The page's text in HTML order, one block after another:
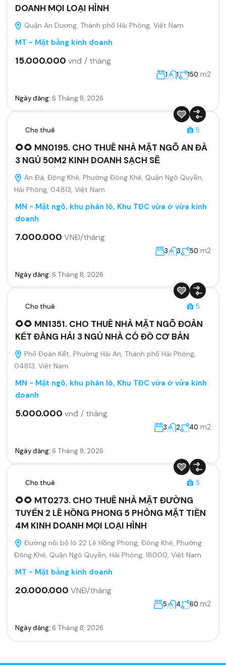
DOANH MỌI LOẠI HÌNH
Quận An Dương, Thành phố Hải Phòng, Việt Nam
MT - Mặt bằng kinh doanh
15.000.000 vnđ / tháng
1 1 150 m2
Ngày đăng: 6 Tháng 8, 2026
Cho thuê 5
🌻🌻 MN0195. CHO THUÊ NHÀ MẶT NGÕ AN ĐÀ
3 NGỦ 50M2 KINH DOANH SẠCH SẼ
An Đà, Đông Khê, Phường Đông Khê, Quận Ngô Quyền,
Hải Phòng, 04813, Việt Nam
MN - Mặt ngõ, khu phân lô, Khu TĐC vừa ở vừa kinh
doanh
7.000.000 VNĐ/tháng
3 3 50 m2
Ngày đăng: 6 Tháng 8, 2026
Cho thuê 5
🌻🌻 MN1351. CHO THUÊ NHÀ MẶT NGÕ ĐOÀN
KẾT ĐẰNG HẢI 3 NGỦ NHÀ CÓ ĐỒ CƠ BẢN
Phố Đoàn Kết, Phường Hải An, Thành phố Hải Phòng,
04813, Việt Nam
MN - Mặt ngõ, khu phân lô, Khu TĐC vừa ở vừa kinh
doanh
5.000.000 vnđ / tháng
3 2 40 m2
Ngày đăng: 6 Tháng 8, 2026
Cho thuê 5
🌻🌻 MT0273. CHO THUÊ NHÀ MẶT ĐƯỜNG
TUYẾN 2 LÊ HỒNG PHONG 5 PHÒNG MẶT TIỀN
4M KINH DOANH MỌI LOẠI HÌNH
Đường nội bộ lô 22 Lê Hồng Phong, Đông Khê, Phường
Đông Khê, Quận Ngô Quyền, Hải Phòng, 18000, Việt Nam
MT - Mặt bằng kinh doanh
20.000.000 VNĐ/tháng
5 4 60 m2
Ngày đăng: 6 Tháng 8, 2026